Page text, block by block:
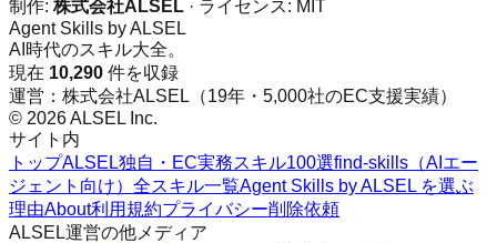
制作: 株式会社ALSEL · ライセンス: MIT
Agent Skills by ALSEL
AI時代のスキル大全。
現在 10,290 件を収録
運営：株式会社ALSEL（19年・5,000社のEC支援実績）
© 2026 ALSEL Inc.
サイト内
トップALSEL独自・EC実務スキル100選find-skills（AIエー
ジェント向け） 全スキル一覧Agent Skills by ALSEL を選ぶ
理由About利用規約プライバシー削除依頼
ALSEL運営の他メディア